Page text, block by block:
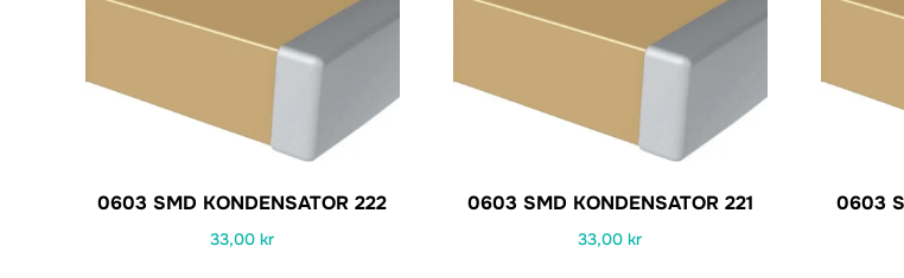
0603 SMD KONDENSATOR 222
33,00kr
0603 SMD KONDENSATOR 221
33,00kr
0603